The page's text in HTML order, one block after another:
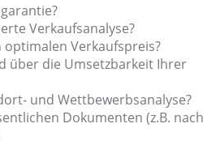
Verkaufsanalyse?
Verkaufspreis?
über die Umsetzbarkeit Ihrer
und Wettbewerbsanalyse?
Dokumenten (z.B. nach